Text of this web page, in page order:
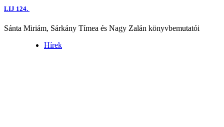
LIJ 124.
Sánta Miriám, Sárkány Tímea és Nagy Zalán könyvbemutatói
Hírek